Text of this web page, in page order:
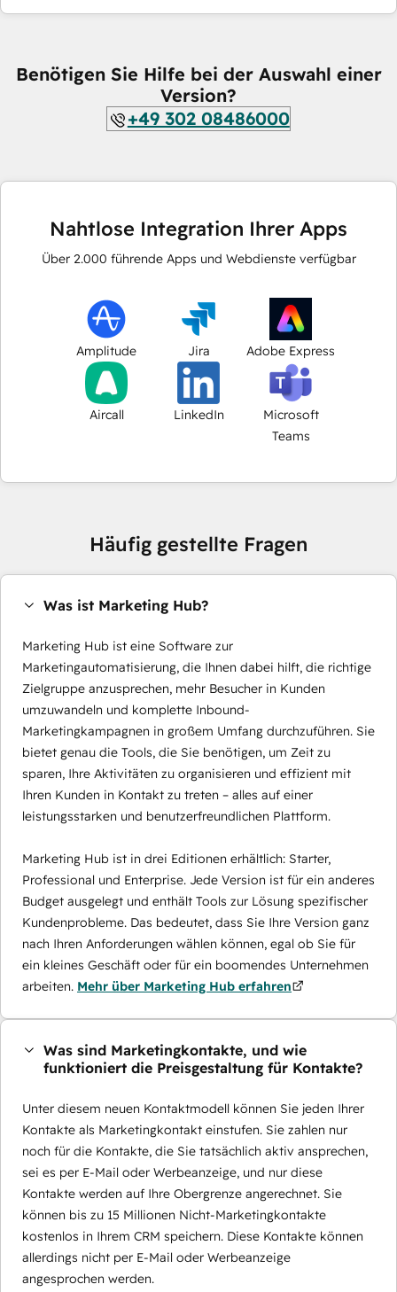
Benötigen Sie Hilfe bei der Auswahl einer
Version?
+49 302 08486000
Nahtlose Integration Ihrer Apps
Über 2.000 führende Apps und Webdienste verfügbar
Amplitude Jira Adobe Express
Aircall LinkedIn
Microsoft
Teams
Häufig gestellte Fragen
Was ist Marketing Hub?
Marketing Hub ist eine Software zur
Marketingautomatisierung, die Ihnen dabei hilft, die richtige
Zielgruppe anzusprechen, mehr Besucher in Kunden
umzuwandeln und komplette Inbound-
Marketingkampagnen in großem Umfang durchzuführen. Sie
bietet genau die Tools, die Sie benötigen, um Zeit zu
sparen, Ihre Aktivitäten zu organisieren und effizient mit
Ihren Kunden in Kontakt zu treten – alles auf einer
leistungsstarken und benutzerfreundlichen Plattform.
Marketing Hub ist in drei Editionen erhältlich: Starter,
Professional und Enterprise. Jede Version ist für ein anderes
Budget ausgelegt und enthält Tools zur Lösung spezifischer
Kundenprobleme. Das bedeutet, dass Sie Ihre Version ganz
nach Ihren Anforderungen wählen können, egal ob Sie für
ein kleines Geschäft oder für ein boomendes Unternehmen
arbeiten. Mehr über Marketing Hub erfahren
Was sind Marketingkontakte, und wie
funktioniert die Preisgestaltung für Kontakte?
Unter diesem neuen Kontaktmodell können Sie jeden Ihrer
Kontakte als Marketingkontakt einstufen. Sie zahlen nur
noch für die Kontakte, die Sie tatsächlich aktiv ansprechen,
sei es per E-Mail oder Werbeanzeige, und nur diese
Kontakte werden auf Ihre Obergrenze angerechnet. Sie
können bis zu 15 Millionen Nicht-Marketingkontakte
kostenlos in Ihrem CRM speichern. Diese Kontakte können
allerdings nicht per E-Mail oder Werbeanzeige
angesprochen werden.